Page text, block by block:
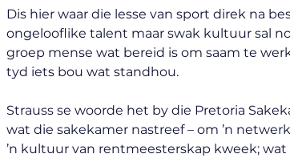
Dis hier waar die lesse van sport direk na
ongelooflike talent maar swak kultuur sal
groep mense wat bereid is om saam te
tyd iets bou wat standhou.
Strauss se woorde het by die Pretoria
wat die sakekamer nastreef – om ’n
’n kultuur van rentmeesterskap kweek;